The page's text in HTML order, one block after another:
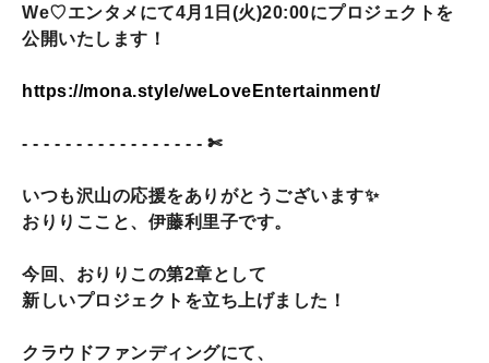
We♡エンタメにて4月1日(火)20:00にプロジェクトを
公開いたします！
https://mona.style/weLoveEntertainment/
- - - - - - - - - - - - - - - - - ✄
いつも沢山の応援をありがとうございます✨️
おりりここと、伊藤利里子です。
今回、おりりこの第2章として
新しいプロジェクトを立ち上げました！
クラウドファンディングにて、